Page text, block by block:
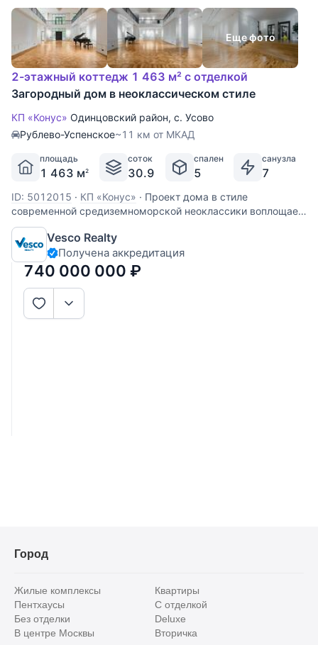
Еще фото
2-этажный коттедж 1 463 м² с отделкой
Загородный дом в неоклассическом стиле
КП «Конус» Одинцовский район, с. Усово
Рублево-Успенское~11 км от МКАД
площадь
1 463 м2
соток
30.9
спален
5
санузла
7
ID: 5012015 · КП «Конус» · Проект дома в стиле
современной средиземноморской неоклассики воплощает
в себе гармоничное сочетание античной элегантности и
функциональности современных пространств. Светлые
фасады, отделанные фактурной штукатуркой и украшенные
величественными
Vesco Realty
Получена аккредитация
740 000 000 ₽
Город
Жилые комплексы
Квартиры
Пентхаусы
С отделкой
Без отделки
Deluxe
В центре Москвы
Вторичка